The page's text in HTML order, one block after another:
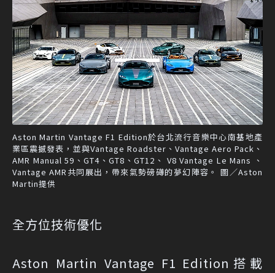
Aston Martin Vantage F1 Edition於台北流行音樂中心南基地產
業區震撼發表，並與Vantage Roadster、Vantage Aero Pack、
AMR Manual 59、GT4、GT8、GT12、 V8 Vantage Le Mans 、
Vantage AMR共同展出，帶來氣勢磅礡的夢幻陣容。 圖／Aston
Martin提供
全方位技術優化
Aston Martin Vantage F1 Edition搭載